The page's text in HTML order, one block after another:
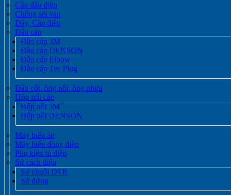
Cầu đấu điện
Chống sét van
Dây, Cáp điện
Đầu cáp
Đầu cáp 3M
Đầu cáp DENSON
Đầu cáp Elbow
Đầu cáp Tee Plug
Đầu cốt, ống nối, ống nhựa
Hộp nối cáp
Hộp nối 3M
Hộp nối DENSON
Máy biến áp
Máy biến dòng điện
Phụ kiện tủ điện
Sứ cách điện
Sứ chuỗi DTR
Sứ đứng